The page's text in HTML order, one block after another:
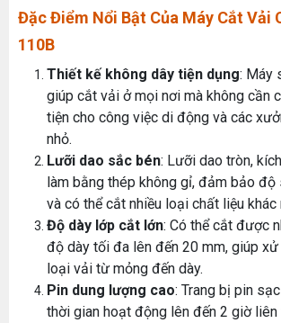
Đặc Điểm Nổi Bật Của Máy Cắt Vải
110B
Thiết kế không dây tiện dụng: Máy
giúp cắt vải ở mọi nơi mà không cần
tiện cho công việc di động và các
nhỏ.
Lưỡi dao sắc bén: Lưỡi dao tròn,
làm bằng thép không gỉ, đảm bảo độ
và có thể cắt nhiều loại chất liệu khác
Độ dày lớp cắt lớn: Có thể cắt được
độ dày tối đa lên đến 20 mm, giúp xử
loại vải từ mỏng đến dày.
Pin dung lượng cao: Trang bị pin
thời gian hoạt động lên đến 2 giờ